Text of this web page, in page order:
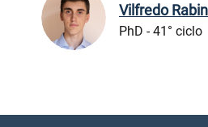
Vilfredo
PhD - 41° ciclo